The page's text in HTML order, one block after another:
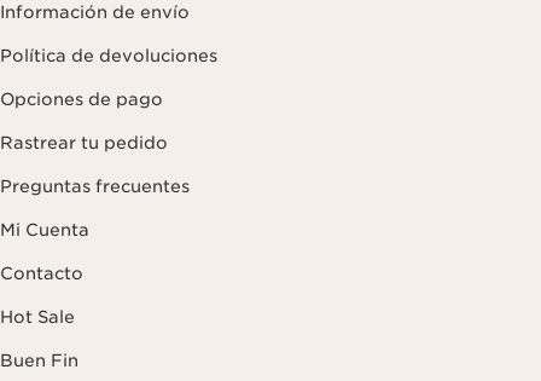
Información de envío
Política de devoluciones
Opciones de pago
Rastrear tu pedido
Preguntas frecuentes
Mi Cuenta
Contacto
Hot Sale
Buen Fin